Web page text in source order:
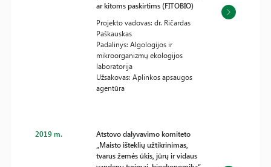
ar kitoms paskirtims (FITOBIO)
Projekto vadovas: dr. Ričardas
Paškauskas
Padalinys: Algologijos ir
mikroorganizmų ekologijos
laboratorija
Užsakovas: Aplinkos apsaugos
agentūra
2019 m.
Atstovo dalyvavimo komiteto
„Maisto išteklių užtikrinimas,
tvarus žemės ūkis, jūrų ir vidaus